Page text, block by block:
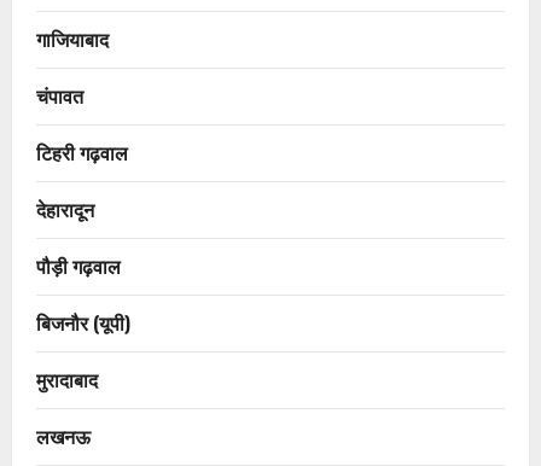
गाजियाबाद
चंपावत
टिहरी गढ़वाल
देहारादून
पौड़ी गढ़वाल
बिजनौर (यूपी)
मुरादाबाद
लखनऊ